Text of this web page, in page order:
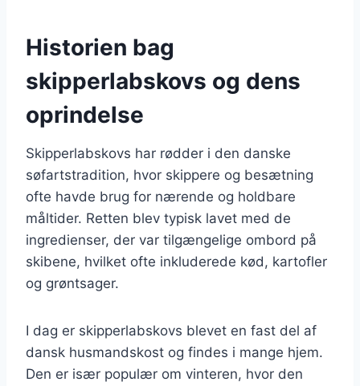
Historien bag
skipperlabskovs og dens
oprindelse
Skipperlabskovs har rødder i den danske
søfartstradition, hvor skippere og besætning
ofte havde brug for nærende og holdbare
måltider. Retten blev typisk lavet med de
ingredienser, der var tilgængelige ombord på
skibene, hvilket ofte inkluderede kød, kartofler
og grøntsager.
I dag er skipperlabskovs blevet en fast del af
dansk husmandskost og findes i mange hjem.
Den er især populær om vinteren, hvor den